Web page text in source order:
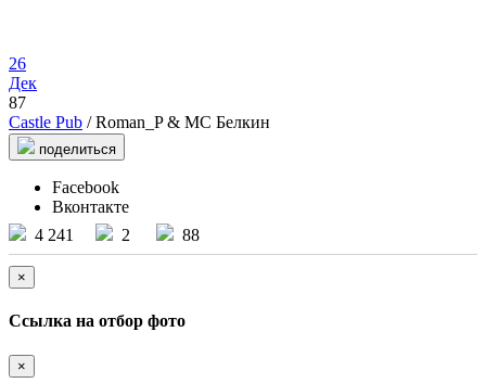
26
Дек
87
Castle Pub / Roman_P & МС Белкин
поделиться
Facebook
Вконтакте
4 241
2 88
×
Ссылка на отбор фото
×